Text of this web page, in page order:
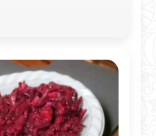
бульон, а горох
сытным и